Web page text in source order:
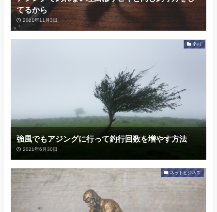
てるから
2021年11月3日
釣り
強風でもアジングに行って釣行回数を増やす方法
2021年6月30日
ネットビジネス